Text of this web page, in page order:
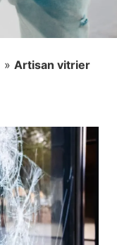
» Artisan vitrier